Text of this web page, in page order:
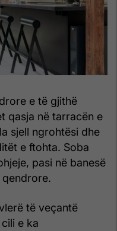
e të gjithë
qasja në tarracën e
sjell ngrohtësi dhe
e ftohta. Soba
pasi në banesë
qendrore.
të veçantë
e ka